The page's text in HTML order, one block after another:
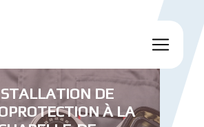
DE
À LA